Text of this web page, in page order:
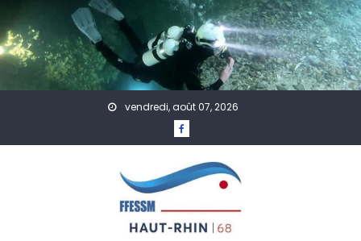
Skip to content
vendredi, août 07, 2026